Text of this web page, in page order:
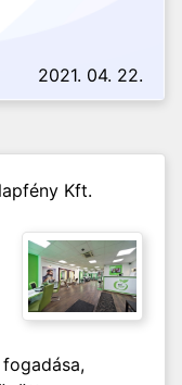
2021. 04. 22.
Kft.